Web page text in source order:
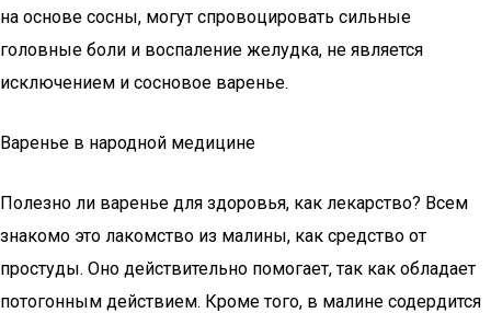
на основе сосны, могут спровоцировать сильные
головные боли и воспаление желудка, не является
исключением и сосновое варенье.
Варенье в народной медицине
Полезно ли варенье для здоровья, как лекарство? Всем
знакомо это лакомство из малины, как средство от
простуды. Оно действительно помогает, так как обладает
потогонным действием. Кроме того, в малине содердится